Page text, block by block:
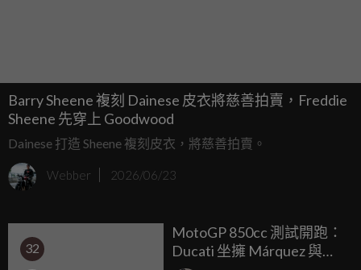
Barry Sheene 複刻 Dainese 皮衣將慈善拍賣，Freddie
Sheene 先穿上 Goodwood
Dainese 打造 Sheene 複刻皮衣，將慈善拍賣。
Webber 2026/06/23
32
MotoGP 850cc 測試開跑：
Ducati 坐擁 Márquez 與